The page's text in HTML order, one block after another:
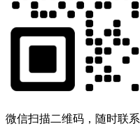
微信扫描二维码，随时联